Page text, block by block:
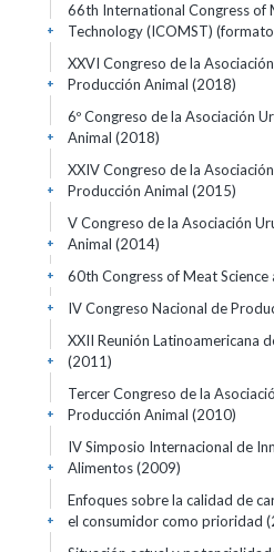
66th International Congress of
Technology (ICOMST)
+
XXVI Congreso de la
Producción Animal (2018)
+
6º Congreso de la Asociación
Animal (2018)
+
XXIV Congreso de la
Producción Animal (2015)
+
V Congreso de la Asociación
Animal (2014)
+
60th Congress of Meat Science
+
IV Congreso Nacional de
+
XXII Reunión Latinoamericana
(2011)
+
Tercer Congreso de la
Producción Animal (2010)
+
IV Simposio Internacional de
Alimentos(2009)
+
Enfoques sobre la calidad de
el consumidor como prioridad
+